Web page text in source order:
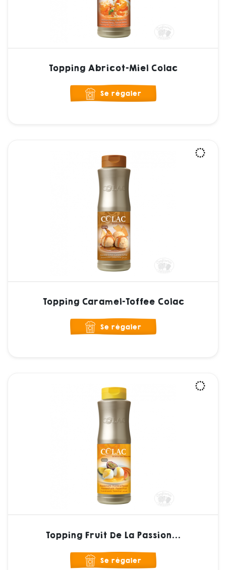
Topping Abricot-Miel Colac
Se régaler
Topping Caramel-Toffee Colac
Se régaler
Topping Fruit De La Passion...
Se régaler